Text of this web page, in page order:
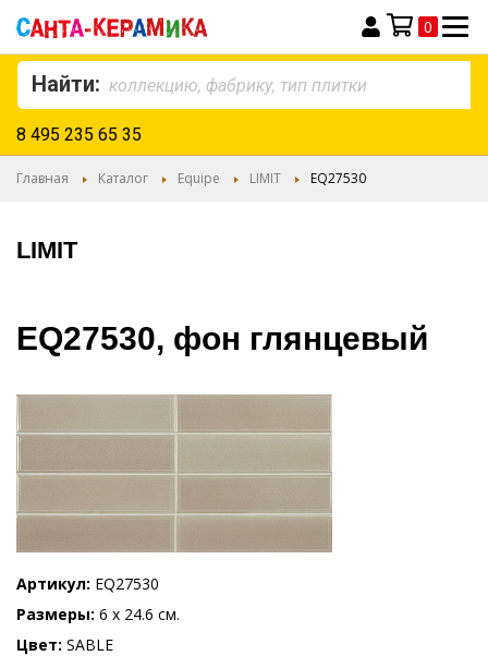
Моя корзина
0
Найти:
8 495 235 65 35
Главная Каталог Equipe LIMIT EQ27530
LIMIT
EQ27530, фон глянцевый
Артикул EQ27530
Размеры 6 x 24.6 см.
Цвет SABLE